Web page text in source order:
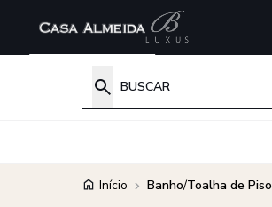
Início Banho/Toalha de Piso